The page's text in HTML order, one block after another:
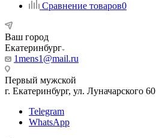
Сравнение товаров0
Ваш город
Екатеринбург
1mens1@mail.ru
Первый мужской
г. Екатеринбург, ул. Луначарского 60
Telegram
WhatsApp